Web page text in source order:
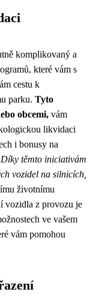
komplikovaný a
které vám s
cestu k
parku. Tyto
obcemi, vám
likvidaci
i bonusy na
Díky těmto iniciativám
vozidel na silnicích,
životnímu
vozidla z provozu je
ve vašem
vám pomohou